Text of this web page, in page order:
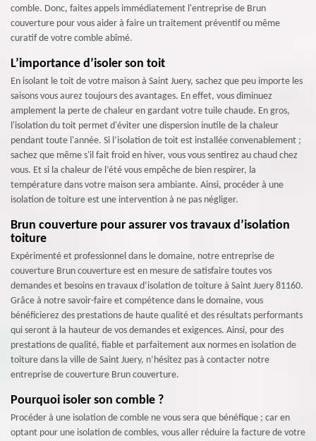
comble. Donc, faites appels immédiatement l'entreprise de Brun
couverture pour vous aider à faire un traitement préventif ou même
curatif de votre comble abîmé.
L’importance d’isoler son toit
En isolant le toit de votre maison à Saint Juery, sachez que peu importe les
saisons vous aurez toujours des avantages. En effet, vous diminuez
amplement la perte de chaleur en gardant votre tuile chaude. En gros,
l'isolation du toit permet d'éviter une dispersion inutile de la chaleur
pendant toute l'année. Si l’isolation de toit est installée convenablement ;
sachez que même s'il fait froid en hiver, vous vous sentirez au chaud chez
vous. Et si la chaleur de l’été vous empêche de bien respirer, la
température dans votre maison sera ambiante. Ainsi, procéder à une
isolation de toiture est une intervention à ne pas négliger.
Brun couverture pour assurer vos travaux d’isolation
toiture
Expérimenté et professionnel dans le domaine, notre entreprise de
couverture Brun couverture est en mesure de satisfaire toutes vos
demandes et besoins en travaux d’isolation de toiture à Saint Juery 81160.
Grâce à notre savoir-faire et compétence dans le domaine, vous
bénéficierez des prestations de haute qualité et des résultats performants
qui seront à la hauteur de vos demandes et exigences. Ainsi, pour des
prestations de qualité, fiable et parfaitement aux normes en isolation de
toiture dans la ville de Saint Juery, n’hésitez pas à contacter notre
entreprise de couverture Brun couverture.
Pourquoi isoler son comble ?
Procéder à une isolation de comble ne vous sera que bénéfique ; car en
optant pour une isolation de combles, vous aller réduire la facture de votre